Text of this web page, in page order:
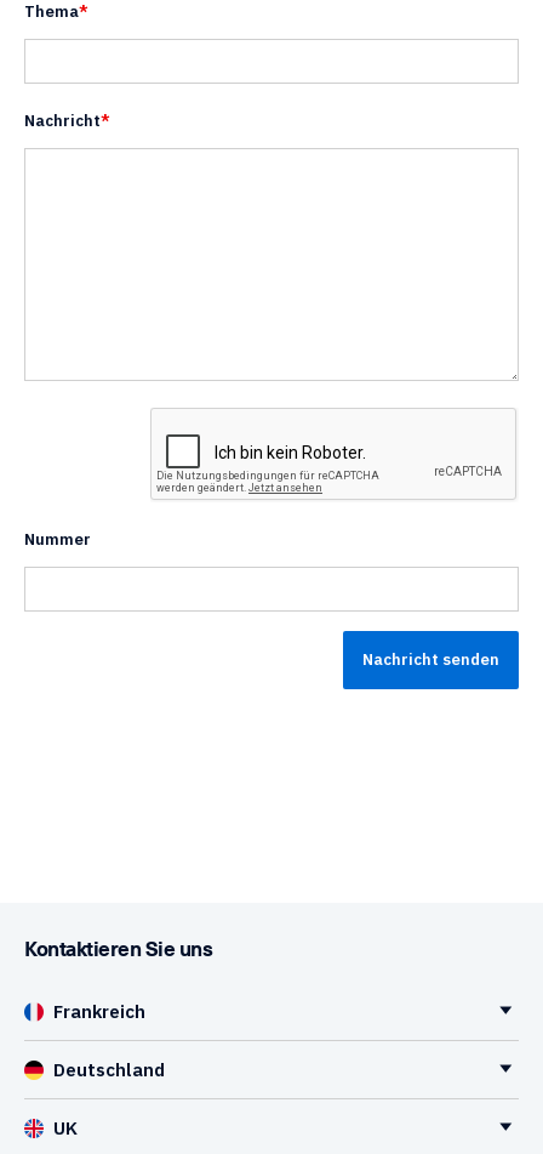
Thema*
Nachricht*
Nummer
Kontaktieren Sie uns
Frankreich
Deutschland
UK